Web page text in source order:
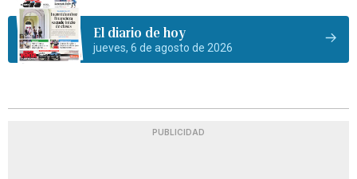
El diario de hoy
jueves, 6 de agosto de 2026
PUBLICIDAD